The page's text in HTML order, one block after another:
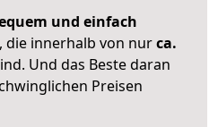
und einfach
, die innerhalb von nurca.
Und das Beste daran
Preisen